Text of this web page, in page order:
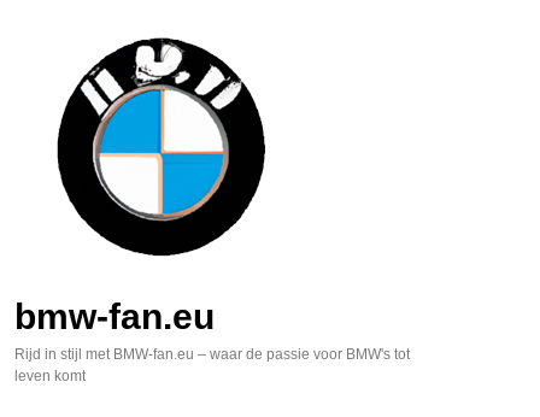
bmw-fan.eu
Rijd in stijl met BMW-fan.eu – waar de passie voor BMW's tot
leven komt